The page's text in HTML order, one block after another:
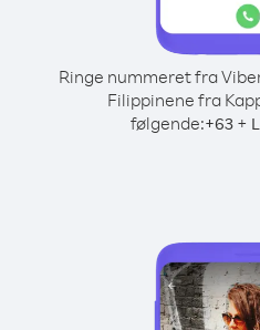
Ringe nummeret fra
Filippinene fra
følgende:+63 +